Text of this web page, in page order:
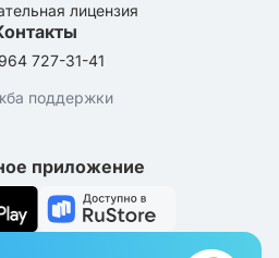
лицензия
727-31-41
поддержки
приложение